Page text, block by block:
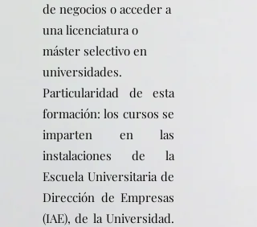
de negocios o acceder a
una licenciatura o
máster selectivo en
universidades.
Particularidad de esta
formación: los cursos se
imparten en las
instalaciones de la
Escuela Universitaria de
Dirección de Empresas
(IAE), de la Universidad.